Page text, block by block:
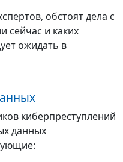
обстоят дела с
сейчас и каких
ожидать в
киберпреступлений
данных